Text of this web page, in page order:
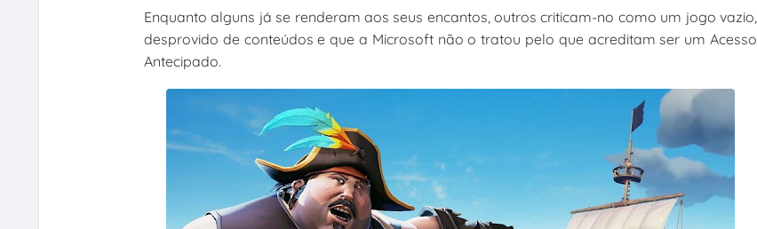
Enquanto alguns já se renderam aos seus encantos, outros criticam-no como um jogo vazio,
desprovido de conteúdos e que a Microsoft não o tratou pelo que acreditam ser um Acesso
Antecipado.